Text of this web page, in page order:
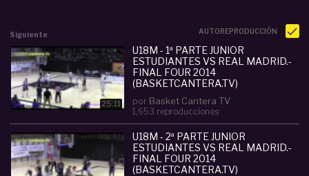
Siguiente AUTOREPRODUCCIÓN
25:11
U18M - 1ª PARTE JUNIOR
ESTUDIANTES VS REAL MADRID.-
FINAL FOUR 2014
(BASKETCANTERA.TV)
por Basket Cantera TV
1,653 reproducciones
U18M - 2ª PARTE JUNIOR
ESTUDIANTES VS REAL MADRID.-
FINAL FOUR 2014
(BASKETCANTERA.TV)